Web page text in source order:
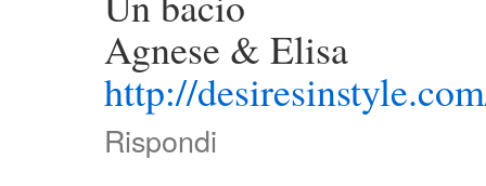
Agnese & Elisa
http://
Rispondi